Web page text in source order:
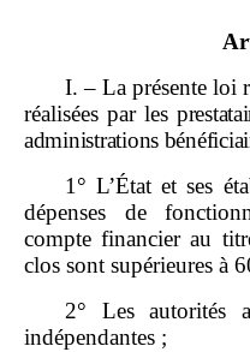
I. – La présente loi
réalisées par les
administrations
1° L’État et ses
dépenses de
compte financier au
clos sont supérieures à
2° Les autorités
indépendantes ;